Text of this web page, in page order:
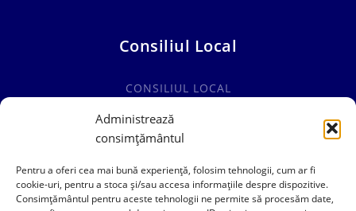
Administrează
consimțământul
Pentru a oferi cea mai bună experiență, folosim tehnologii, cum ar fi
cookie-uri, pentru a stoca și/sau accesa informațiile despre dispozitive.
Consimțământul pentru aceste tehnologii ne permite să procesăm date,
Consiliul Local
CONSILIUL LOCAL
COMISII SPECIALITATE
HOTĂRÂRI CONSILIUL LOCAL